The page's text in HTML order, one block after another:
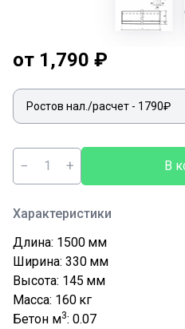
от 1,790 ₽
− + В
Характеристики
Длина: 1500 мм
Ширина: 330 мм
Высота: 145 мм
Масса: 160 кг
Бетон м3: 0.07